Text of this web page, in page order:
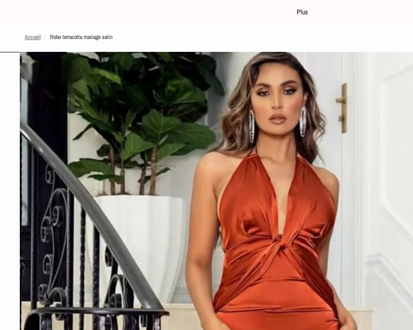
Plus
Accueil / Robe terracotta mariage satin
PASSER AUX INFORMATIONS SUR LE PRODUIT